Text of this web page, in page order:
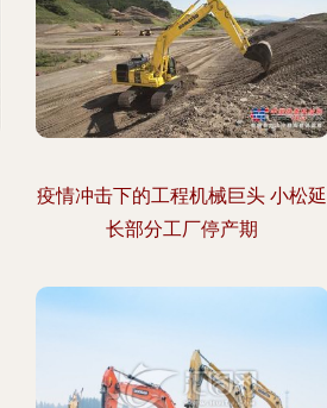
疫情冲击下的工程机械巨头 小松延
长部分工厂停产期